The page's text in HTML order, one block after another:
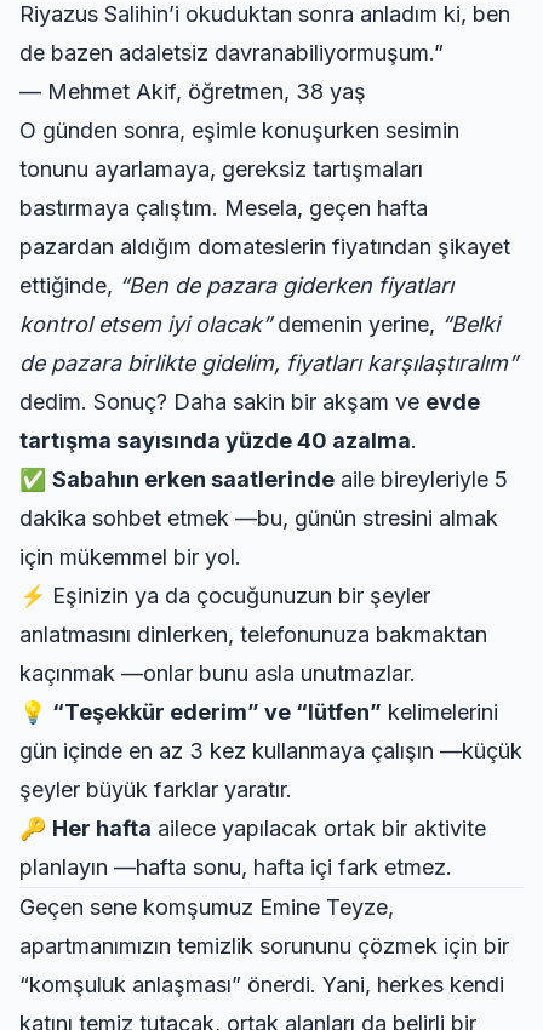
Riyazus Salihin’i okuduktan sonra anladım ki, ben
de bazen adaletsiz davranabiliyormuşum.”
— Mehmet Akif, öğretmen, 38 yaş
O günden sonra, eşimle konuşurken sesimin
tonunu ayarlamaya, gereksiz tartışmaları
bastırmaya çalıştım. Mesela, geçen hafta
pazardan aldığım domateslerin fiyatından şikayet
ettiğinde, “Ben de pazara giderken fiyatları
kontrol etsem iyi olacak”demenin yerine, “Belki
de pazara birlikte gidelim, fiyatları karşılaştıralım”
dedim. Sonuç? Daha sakin bir akşam ve evde
tartışma sayısında yüzde 40 azalma.
✅ Sabahın erken saatlerinde aile bireyleriyle 5
dakika sohbet etmek —bu, günün stresini almak
için mükemmel bir yol.
⚡ Eşinizin ya da çocuğunuzun bir şeyler
anlatmasını dinlerken, telefonunuza bakmaktan
kaçınmak —onlar bunu asla unutmazlar.
💡 “Teşekkür ederim” ve “lütfen” kelimelerini
gün içinde en az 3 kez kullanmaya çalışın —küçük
şeyler büyük farklar yaratır.
🔑 Her hafta ailece yapılacak ortak bir aktivite
planlayın —hafta sonu, hafta içi fark etmez.
Geçen sene komşumuz Emine Teyze,
apartmanımızın temizlik sorununu çözmek için bir
“komşuluk anlaşması” önerdi. Yani, herkes kendi
katını temiz tutacak, ortak alanları da belirli bir